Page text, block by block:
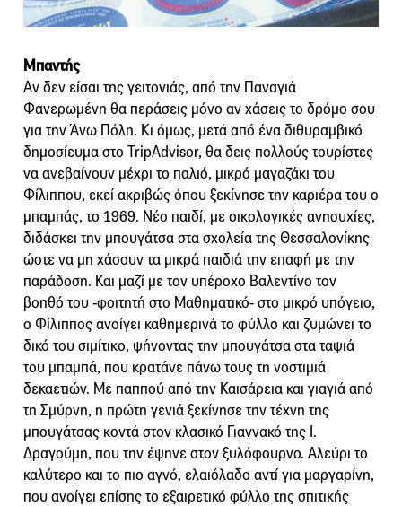
Μπαντής
Αν δεν είσαι της γειτονιάς, από την Παναγιά
Φανερωμένη θα περάσεις μόνο αν χάσεις το δρόμο σου
για την Άνω Πόλη. Κι όμως, μετά από ένα διθυραμβικό
δημοσίευμα στο TripΑdvisor, θα δεις πολλούς τουρίστες
να ανεβαίνουν μέχρι το παλιό, μικρό μαγαζάκι του
Φίλιππου, εκεί ακριβώς όπου ξεκίνησε την καριέρα του ο
μπαμπάς, το 1969. Νέο παιδί, με οικολογικές ανησυχίες,
διδάσκει την μπουγάτσα στα σχολεία της Θεσσαλονίκης
ώστε να μη χάσουν τα μικρά παιδιά την επαφή με την
παράδοση. Και μαζί με τον υπέροχο Βαλεντίνο τον
βοηθό του -φοιτητή στο Μαθηματικό- στο μικρό υπόγειο,
ο Φίλιππος ανοίγει καθημερινά το φύλλο και ζυμώνει το
δικό του σιμίτικο, ψήνοντας την μπουγάτσα στα ταψιά
του μπαμπά, που κρατάνε πάνω τους τη νοστιμιά
δεκαετιών. Με παππού από την Καισάρεια και γιαγιά από
τη Σμύρνη, η πρώτη γενιά ξεκίνησε την τέχνη της
μπουγάτσας κοντά στον κλασικό Γιαννακό της Ι.
Δραγούμη, που την έψηνε στον ξυλόφουρνο. Αλεύρι το
καλύτερο και το πιο αγνό, ελαιόλαδο αντί για μαργαρίνη,
που ανοίγει επίσης το εξαιρετικό φύλλο της σπιτικής